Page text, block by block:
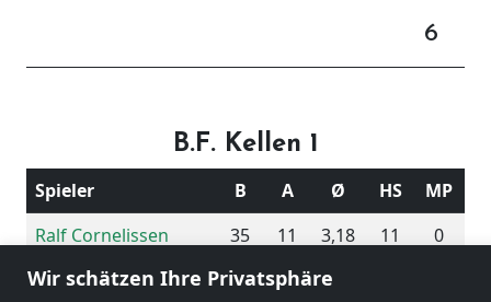
Wir schätzen Ihre Privatsphäre
6
B.F. Kellen 1
Spieler B A Ø HS
MP
Ralf Cornelissen
35 11 3,18 11
0
Helmut Tepperink
41 20 2,05